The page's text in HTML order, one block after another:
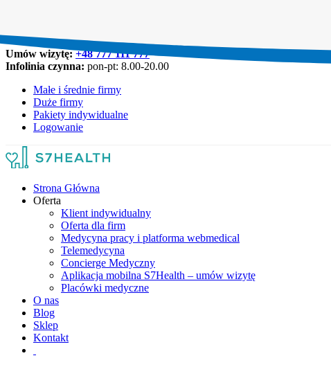
Umów wizytę:+48 777 111 777
Infolinia czynna: pon-pt: 8.00-20.00
Małe i średnie firmy
Duże firmy
Pakiety indywidualne
Logowanie
Strona Główna
Oferta
Klient indywidualny
Oferta dla firm
Medycyna pracy i platforma webmedical
Telemedycyna
Concierge Medyczny
Aplikacja mobilna S7Health – umów wizytę
Placówki medyczne
O nas
Blog
Sklep
Kontakt